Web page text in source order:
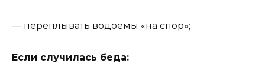
— переплывать водоемы «на спор»;
Если случилась беда: